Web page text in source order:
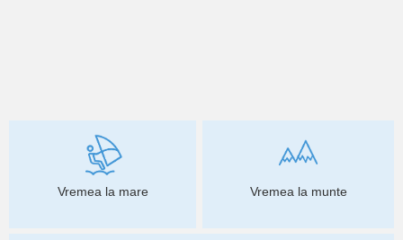
Vremea la mare Vremea la munte